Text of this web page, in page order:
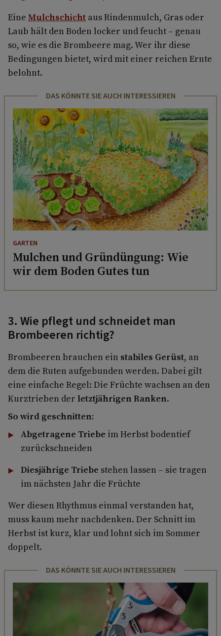
Eine Mulchschicht aus Rindenmulch, Gras oder
Laub hält den Boden locker und feucht – genau
so, wie es die Brombeere mag. Wer ihr diese
Bedingungen bietet, wird mit einer reichen Ernte
belohnt.
DAS KÖNNTE SIE AUCH INTERESSIEREN
GARTEN
Mulchen und Gründüngung: Wie
wir dem Boden Gutes tun
3. Wie pflegt und schneidet man
Brombeeren richtig?
Brombeeren brauchen ein stabiles Gerüst, an
dem die Ruten aufgebunden werden. Dabei gilt
eine einfache Regel: Die Früchte wachsen an den
Kurztrieben der letztjährigen Ranken.
So wird geschnitten:
Abgetragene Triebe im Herbst bodentief
zurückschneiden
Diesjährige Triebe stehen lassen – sie tragen
im nächsten Jahr die Früchte
Wer diesen Rhythmus einmal verstanden hat,
muss kaum mehr nachdenken. Der Schnitt im
Herbst ist kurz, klar und lohnt sich im Sommer
doppelt.
DAS KÖNNTE SIE AUCH INTERESSIEREN